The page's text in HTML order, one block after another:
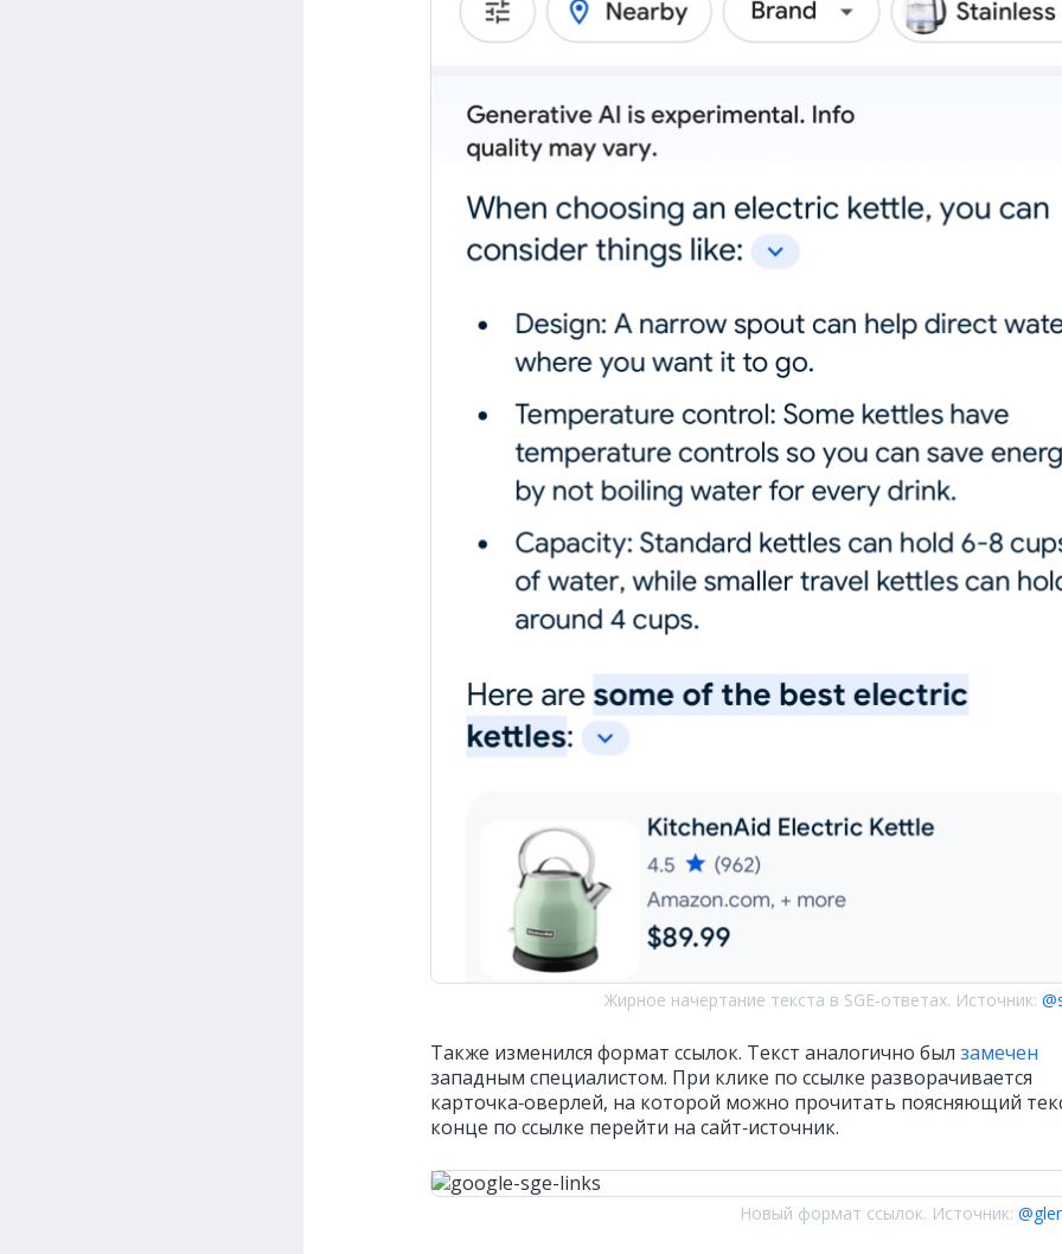
Жирное начертание текста в SGE-ответах. Источник:
Также изменился формат ссылок. Текст аналогично был замечен
западным специалистом. При клике по ссылке разворачивается
карточка‑оверлей, на которой можно прочитать поясняющий
конце по ссылке перейти на сайт‑источник.
Новый формат ссылок. Источник: